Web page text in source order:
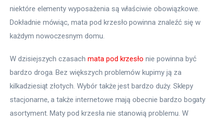
niektóre elementy wyposażenia są właściwie obowiązkowe.
Dokładnie mówiąc, mata pod krzesło powinna znaleźć się w
każdym nowoczesnym domu.
W dzisiejszych czasach mata pod krzesło nie powinna być
bardzo droga. Bez większych problemów kupimy ją za
kilkadziesiąt złotych. Wybór także jest bardzo duży. Sklepy
stacjonarne, a także internetowe mają obecnie bardzo bogaty
asortyment. Maty pod krzesła nie stanowią problemu. W